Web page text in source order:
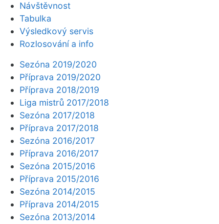
Návštěvnost
Tabulka
Výsledkový servis
Rozlosování a info
Sezóna 2019/2020
Příprava 2019/2020
Příprava 2018/2019
Liga mistrů 2017/2018
Sezóna 2017/2018
Příprava 2017/2018
Sezóna 2016/2017
Příprava 2016/2017
Sezóna 2015/2016
Příprava 2015/2016
Sezóna 2014/2015
Příprava 2014/2015
Sezóna 2013/2014